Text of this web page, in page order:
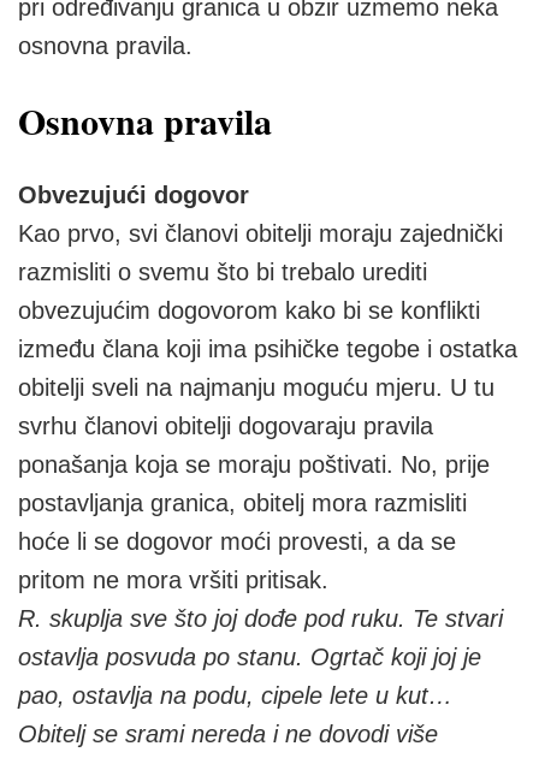
pri određivanju granica u obzir uzmemo neka
osnovna pravila.
Osnovna pravila
Obvezujući dogovor
Kao prvo, svi članovi obitelji moraju zajednički
razmisliti o svemu što bi trebalo urediti
obvezujućim dogovorom kako bi se konflikti
između člana koji ima psihičke tegobe i ostatka
obitelji sveli na najmanju moguću mjeru. U tu
svrhu članovi obitelji dogovaraju pravila
ponašanja koja se moraju poštivati. No, prije
postavljanja granica, obitelj mora razmisliti
hoće li se dogovor moći provesti, a da se
pritom ne mora vršiti pritisak.
R. skuplja sve što joj dođe pod ruku. Te stvari
ostavlja posvuda po stanu. Ogrtač koji joj je
pao, ostavlja na podu, cipele lete u kut…
Obitelj se srami nereda i ne dovodi više